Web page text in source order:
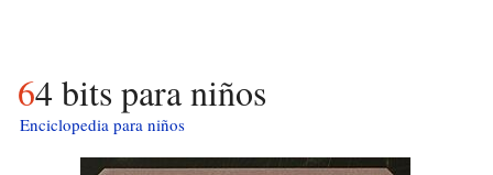
64 bits para niños
Enciclopedia para niños